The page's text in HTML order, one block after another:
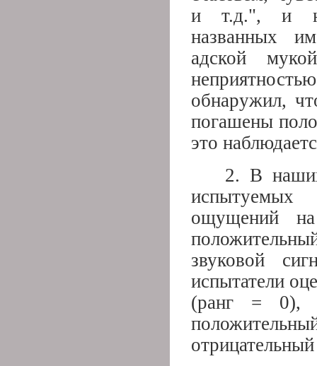
и т.д.", и
названных
адской
обнаружил,
погашены
это
2. В
испытуемых
ощущений на
звуковой
испытатели
(ранг = 0),